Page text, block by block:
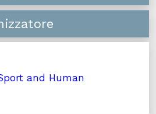
and Human